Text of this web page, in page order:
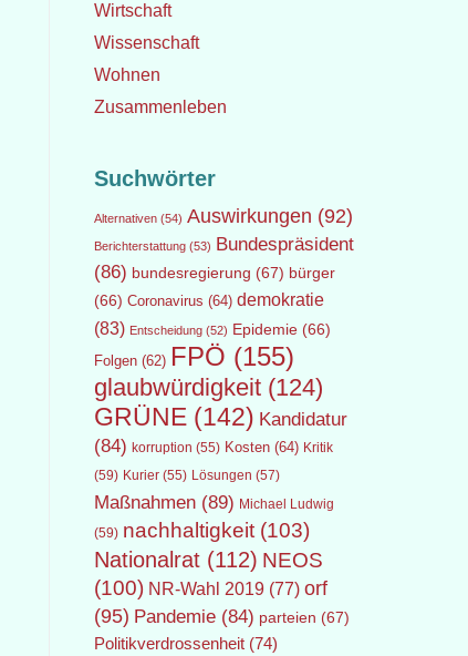
Wirtschaft
Wissenschaft
Wohnen
Zusammenleben
Suchwörter
Alternativen(54) Auswirkungen (92)
Berichterstattung(53) Bundespräsident
(86) bundesregierung (67) bürger
(66) Coronavirus (64) demokratie
(83) Entscheidung(52) Epidemie(66)
Folgen(62) FPÖ (155)
glaubwürdigkeit(124)
GRÜNE(142) Kandidatur
(84) korruption (55) Kosten(64) Kritik
(59) Kurier(55) Lösungen (57)
Maßnahmen(89) Michael Ludwig
(59) nachhaltigkeit(103)
Nationalrat(112) NEOS
(100) NR-Wahl 2019(77) orf
(95) Pandemie(84) parteien (67)
Politikverdrossenheit(74)